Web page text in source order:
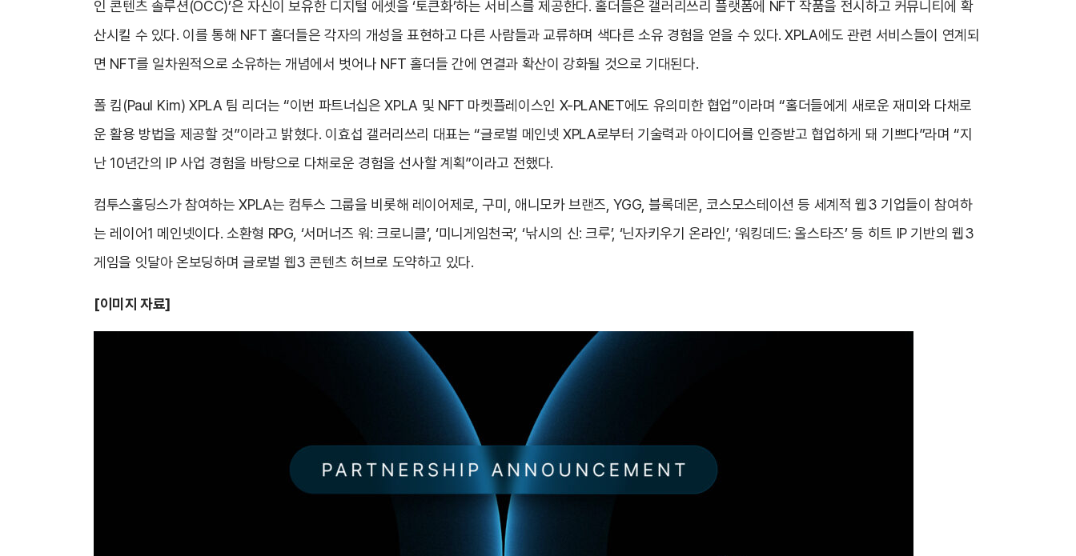
인 콘텐츠 솔루션(OCC)’은 자신이 보유한 디지털 에셋을 ‘토큰화’하는 서비스를 제공한다. 홀더들은 갤러리쓰리 플랫폼에 NFT 작품을 전시하고 커뮤니티에 확
산시킬 수 있다. 이를 통해 NFT 홀더들은 각자의 개성을 표현하고 다른 사람들과 교류하며 색다른 소유 경험을 얻을 수 있다. XPLA에도 관련 서비스들이 연계되
면 NFT를 일차원적으로 소유하는 개념에서 벗어나 NFT 홀더들 간에 연결과 확산이 강화될 것으로 기대된다.
폴 킴(Paul Kim) XPLA 팀 리더는 “이번 파트너십은 XPLA 및 NFT 마켓플레이스인 X-PLANET에도 유의미한 협업”이라며 “홀더들에게 새로운 재미와 다채로
운 활용 방법을 제공할 것”이라고 밝혔다. 이효섭 갤러리쓰리 대표는 “글로벌 메인넷 XPLA로부터 기술력과 아이디어를 인증받고 협업하게 돼 기쁘다”라며 “지
난 10년간의 IP 사업 경험을 바탕으로 다채로운 경험을 선사할 계획”이라고 전했다.
컴투스홀딩스가 참여하는 XPLA는 컴투스 그룹을 비롯해 레이어제로, 구미, 애니모카 브랜즈, YGG, 블록데몬, 코스모스테이션 등 세계적 웹3 기업들이 참여하
는 레이어1 메인넷이다. 소환형 RPG, ‘서머너즈 워: 크로니클’, ‘미니게임천국’, ‘낚시의 신: 크루’, ‘닌자키우기 온라인’, ‘워킹데드: 올스타즈’ 등 히트 IP 기반의 웹3
게임을 잇달아 온보딩하며 글로벌 웹3 콘텐츠 허브로 도약하고 있다.
[이미지 자료]